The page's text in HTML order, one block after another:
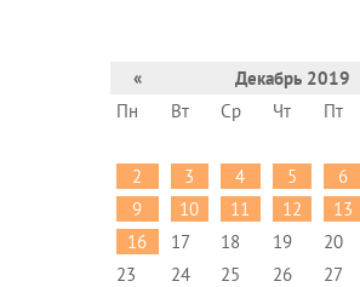
« Декабрь 2019
Пн
Вт Ср Чт Пт
2
3 4 5 6
9
10 11 12 13
16
17 18 19 20
23
24 25 26 27